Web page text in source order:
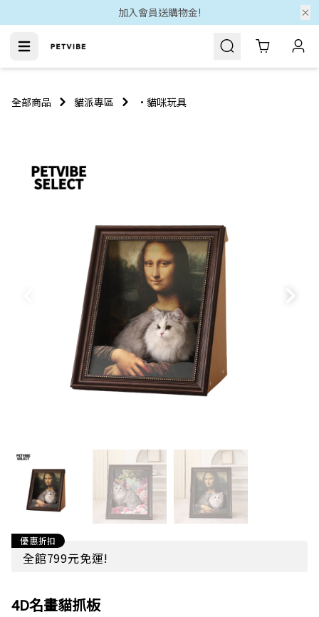
加入會員送購物金!
Cart
全部商品 貓派專區 •貓咪玩具
優惠折扣
全館799元免運!
4D名畫貓抓板